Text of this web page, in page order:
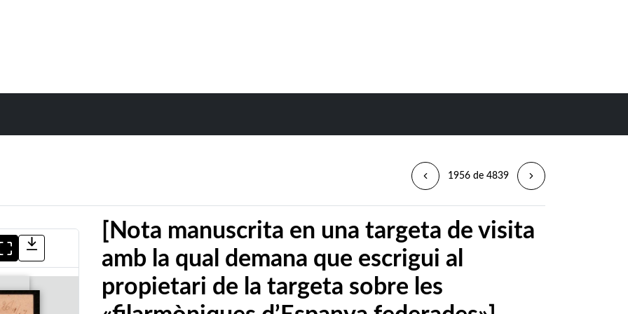
1956 de 4839
[Nota manuscrita en una targeta de visita
amb la qual demana que escrigui al
propietari de la targeta sobre les